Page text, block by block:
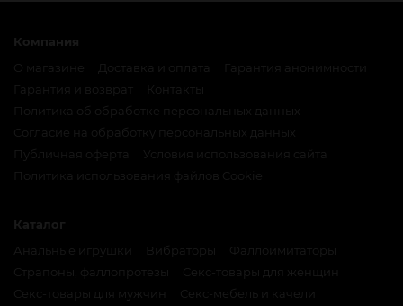
Компания
О магазине
Доставка и оплата
Гарантия анонимности
Политика об обработке персональных данных
Согласие на обработку персональных данных
Публичная оферта
Условия использования сайта
Политика использования файлов Cookie
Каталог
Анальные игрушки
Вибраторы
Фаллоимитаторы
Страпоны, фаллопротезы
Секс-товары для женщин
Секс-товары для мужчин
Секс-мебель и качели